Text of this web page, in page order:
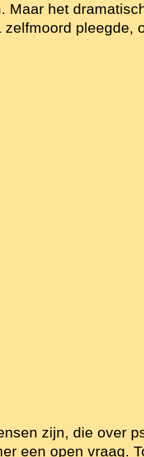
Maar het
pleegde,
zijn, die over
een open vraag.